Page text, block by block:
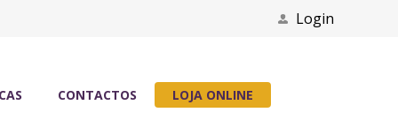
Login
CONTACTOS LOJA ONLINE